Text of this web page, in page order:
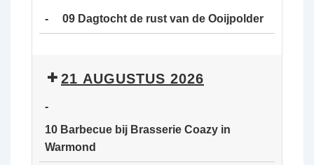
Park
golf
- 09 Dagtocht de rust van de Ooijpolder
de
de
Ooijpolder
21 AUGUSTUS 2026
-
10 Barbecue bij Brasserie Coazy in
Warmond